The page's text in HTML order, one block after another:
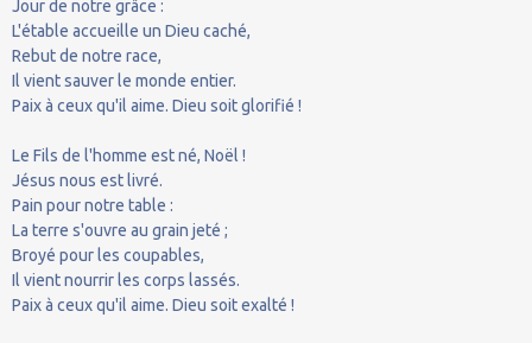
Jour de notre grâce :
L'étable accueille un Dieu caché,
Rebut de notre race,
Il vient sauver le monde entier.
Paix à ceux qu'il aime. Dieu soit glorifié !
Le Fils de l'homme est né, Noël !
Jésus nous est livré.
Pain pour notre table :
La terre s'ouvre au grain jeté ;
Broyé pour les coupables,
Il vient nourrir les corps lassés.
Paix à ceux qu'il aime. Dieu soit exalté !